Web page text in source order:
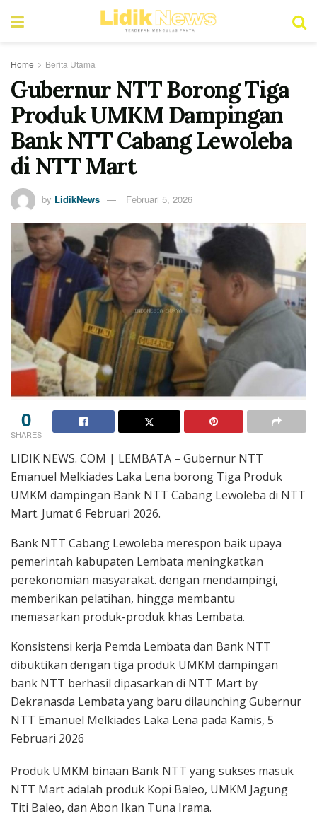
Home Berita Utama
Gubernur NTT Borong Tiga
Produk UMKM Dampingan
Bank NTT Cabang Lewoleba
di NTT Mart
by LidikNews Februari 5, 2026
0
SHARES
LIDIK NEWS. COM | LEMBATA – Gubernur NTT
Emanuel Melkiades Laka Lena borong Tiga Produk
UMKM dampingan Bank NTT Cabang Lewoleba di NTT
Mart. Jumat 6 Februari 2026.
Bank NTT Cabang Lewoleba merespon baik upaya
pemerintah kabupaten Lembata meningkatkan
perekonomian masyarakat. dengan mendampingi,
memberikan pelatihan, hingga membantu
memasarkan produk-produk khas Lembata.
Konsistensi kerja Pemda Lembata dan Bank NTT
dibuktikan dengan tiga produk UMKM dampingan
bank NTT berhasil dipasarkan di NTT Mart by
Dekranasda Lembata yang baru dilaunching Gubernur
NTT Emanuel Melkiades Laka Lena pada Kamis, 5
Februari 2026
Produk UMKM binaan Bank NTT yang sukses masuk
NTT Mart adalah produk Kopi Baleo, UMKM Jagung
Titi Baleo, dan Abon Ikan Tuna Irama.